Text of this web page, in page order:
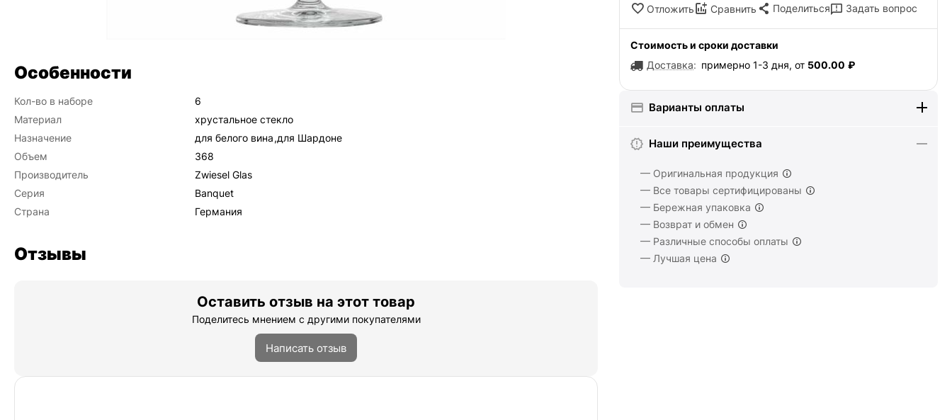
Отложить Сравнить Поделиться Задать вопрос
Стоимость и сроки доставки
Доставка: примерно 1-3 дня, от 500.00 ₽
Варианты оплаты
Наши преимущества
— Оригинальная продукция
— Все товары сертифицированы
— Бережная упаковка
— Возврат и обмен
— Различные способы оплаты
— Лучшая цена
Особенности
Кол-во в наборе
6
Материал
хрустальное стекло
Назначение
для белого вина,для Шардоне
Объем
368
Производитель
Zwiesel Glas
Серия
Banquet
Страна
Германия
Отзывы
Оставить отзыв на этот товар
Поделитесь мнением с другими покупателями
Написать отзыв